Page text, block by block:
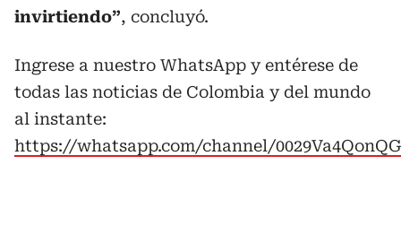
invirtiendo”, concluyó.
Ingrese a nuestro WhatsApp y entérese de
todas las noticias de Colombia y del mundo
al instante:
https://whatsapp.com/channel/